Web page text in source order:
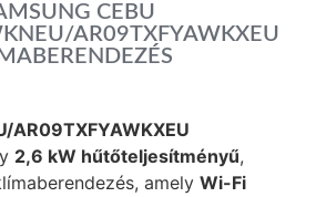
CEBU
AR09TXFYAWKXEU
AR09TXFYAWKXEU
2,6 kW hűtőteljesítményű,
amely Wi-Fi